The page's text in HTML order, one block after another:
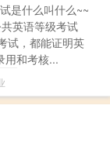
是什么叫什么~~
英语等级考试
试，都能证明英
用和考核...